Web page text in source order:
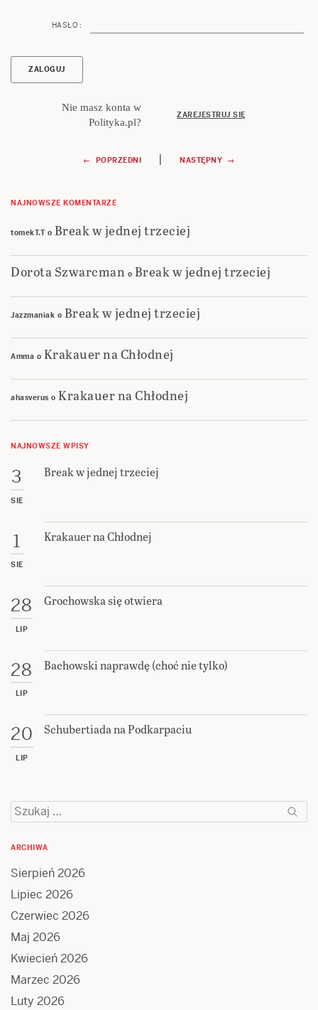
HASŁO :
Nie masz konta w
Polityka.pl?
ZAREJESTRUJ SIĘ
Nawigacja
wpisu
← POPRZEDNI | NASTĘPNY →
NAJNOWSZE KOMENTARZE
tomekT.To Break w jednej trzeciej
Dorota Szwarcman o Break w jednej trzeciej
Jazzmaniak o Break w jednej trzeciej
Amma o Krakauer na Chłodnej
ahasverus o Krakauer na Chłodnej
NAJNOWSZE WPISY
3
SIE
Break w jednej trzeciej
1
SIE
Krakauer na Chłodnej
28
LIP
Grochowska się otwiera
28
LIP
Bachowski naprawdę (choć nie tylko)
20
LIP
Schubertiada na Podkarpaciu
Szukaj:
ARCHIWA
Sierpień 2026
Lipiec 2026
Czerwiec 2026
Maj 2026
Kwiecień 2026
Marzec 2026
Luty 2026